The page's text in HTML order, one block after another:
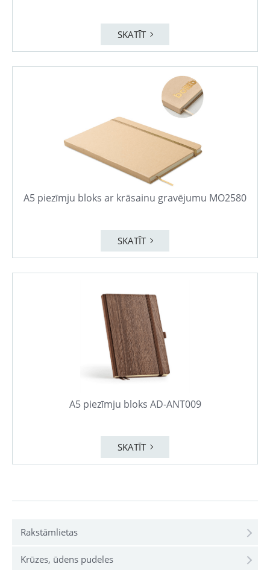
Rakstāmlietas
Krūzes, ūdens pudeles
SKATĪT
A5 piezīmju bloks ar krāsainu gravējumu MO2580
SKATĪT
A5 piezīmju bloks AD-ANT009
SKATĪT